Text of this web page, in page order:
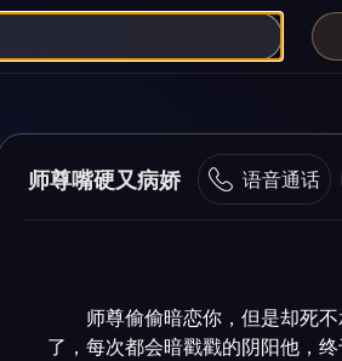
师尊嘴硬又病娇 语音通话
师尊偷偷暗恋你，但是却死
了，每次都会暗戳戳的阴阳他，